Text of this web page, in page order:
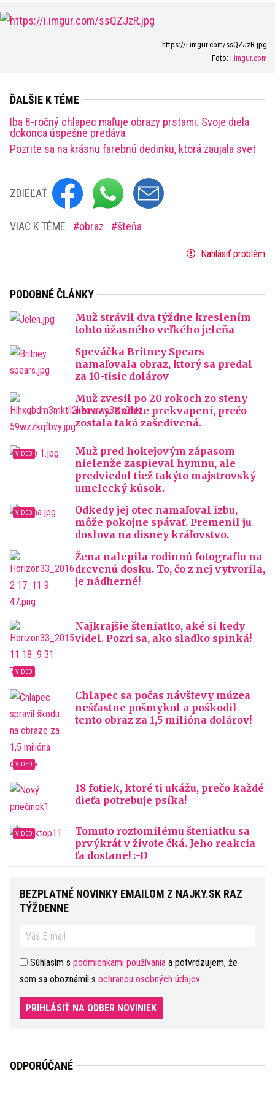
https://i.imgur.com/ssQZJzR.jpg
Foto: i.imgur.com
ĎALŠIE K TÉME
Iba 8-ročný chlapec maľuje obrazy prstami. Svoje diela
dokonca úspešne predáva
Pozrite sa na krásnu farebnú dedinku, ktorá zaujala svet
ZDIEĽAŤ
VIAC K TÉME obraz šteňa
Nahlásiť problém
PODOBNÉ ČLÁNKY
Muž strávil dva týždne kreslením
tohto úžasného veľkého jeleňa
Speváčka Britney Spears
namaľovala obraz, ktorý sa predal
za 10-tisíc dolárov
Muž zvesil po 20 rokoch zo steny
obrazy. Budete prekvapení, prečo
zostala taká zašedivená.
Muž pred hokejovým zápasom
nielenže zaspieval hymnu, ale
predviedol tiež takýto majstrovský
umelecký kúsok.
Odkedy jej otec namaľoval izbu,
môže pokojne spávať. Premenil ju
doslova na disney kráľovstvo.
Žena nalepila rodinnú fotografiu na
drevenú dosku. To, čo z nej vytvorila,
je nádherné!
Najkrajšie šteniatko, aké si kedy
videl. Pozri sa, ako sladko spinká!
Chlapec sa počas návštevy múzea
nešťastne pošmykol a poškodil
tento obraz za 1,5 milióna dolárov!
18 fotiek, ktoré ti ukážu, prečo každé
dieťa potrebuje psíka!
Tomuto roztomilému šteniatku sa
prvýkrát v živote čká. Jeho reakcia
ťa dostane! :-D
BEZPLATNÉ NOVINKY EMAILOM Z NAJKY.SK RAZ
TÝŽDENNE
Súhlasím s podmienkami používania a potvrdzujem, že
som sa oboznámil s ochranou osobných údajov
PRIHLÁSIŤ NA ODBER NOVINIEK
ODPORÚČANÉ